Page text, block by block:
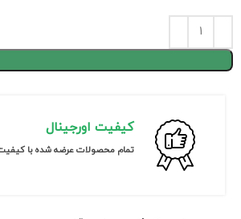
کیفیت اورجینال
تمام محصولات عرضه شده با کیفیت